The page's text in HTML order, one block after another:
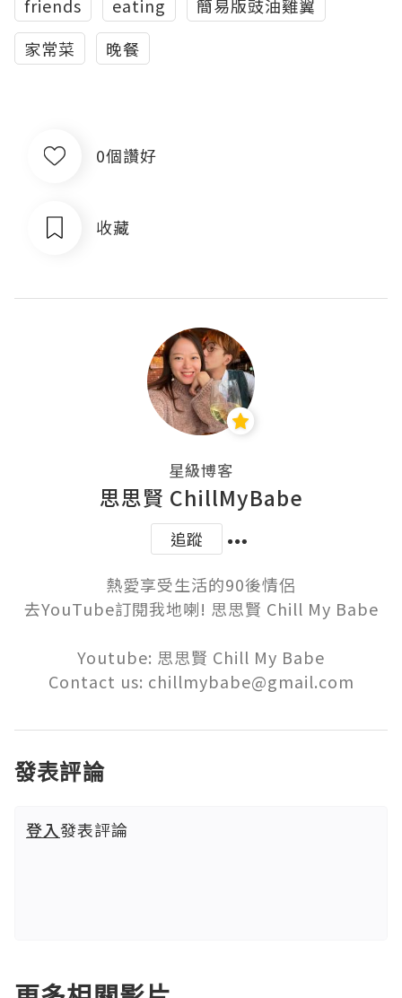
friends eating
簡易版豉油雞翼
家常菜
晚餐
0個讚好
收藏
星級博客
思思賢 ChillMyBabe
追蹤
熱愛享受生活的90後情侶
去YouTube訂閱我地喇! 思思賢 Chill My Babe
Youtube: 思思賢 Chill My Babe
Contact us: chillmybabe@gmail.com
發表評論
登入發表評論